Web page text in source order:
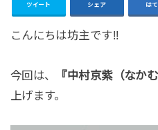
ツイート シェア は
こんにちは坊主です!!
今回は、 『中村京紫（なか
上げます。